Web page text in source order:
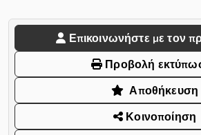
Επικοινωνήστε με τον
Προβολή
Αποθήκευση
Κοινοποίηση